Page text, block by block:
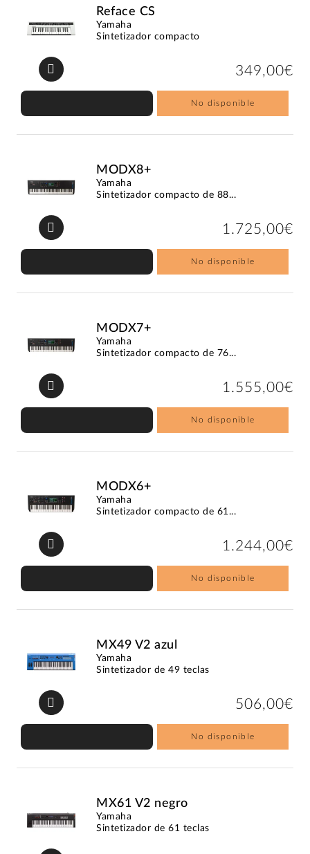
Reface CS
Yamaha
Sintetizador compacto
349,00€
No disponible
MODX8+
Yamaha
Sintetizador compacto de 88...
1.725,00€
No disponible
MODX7+
Yamaha
Sintetizador compacto de 76...
1.555,00€
No disponible
MODX6+
Yamaha
Sintetizador compacto de 61...
1.244,00€
No disponible
MX49 V2 azul
Yamaha
Sintetizador de 49 teclas
506,00€
No disponible
MX61 V2 negro
Yamaha
Sintetizador de 61 teclas